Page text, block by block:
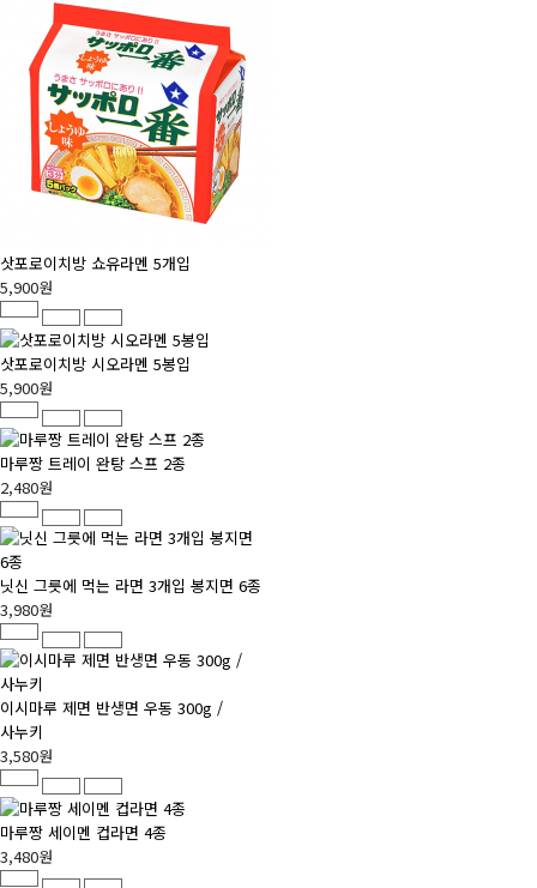
삿포로이치방 쇼유라멘 5개입
5,900원
삿포로이치방 시오라멘 5봉입
5,900원
마루짱 트레이 완탕 스프 2종
2,480원
닛신 그릇에 먹는 라면 3개입 봉지면 6종
3,980원
이시마루 제면 반생면 우동 300g /
사누키
3,580원
마루짱 세이멘 컵라면 4종
3,480원